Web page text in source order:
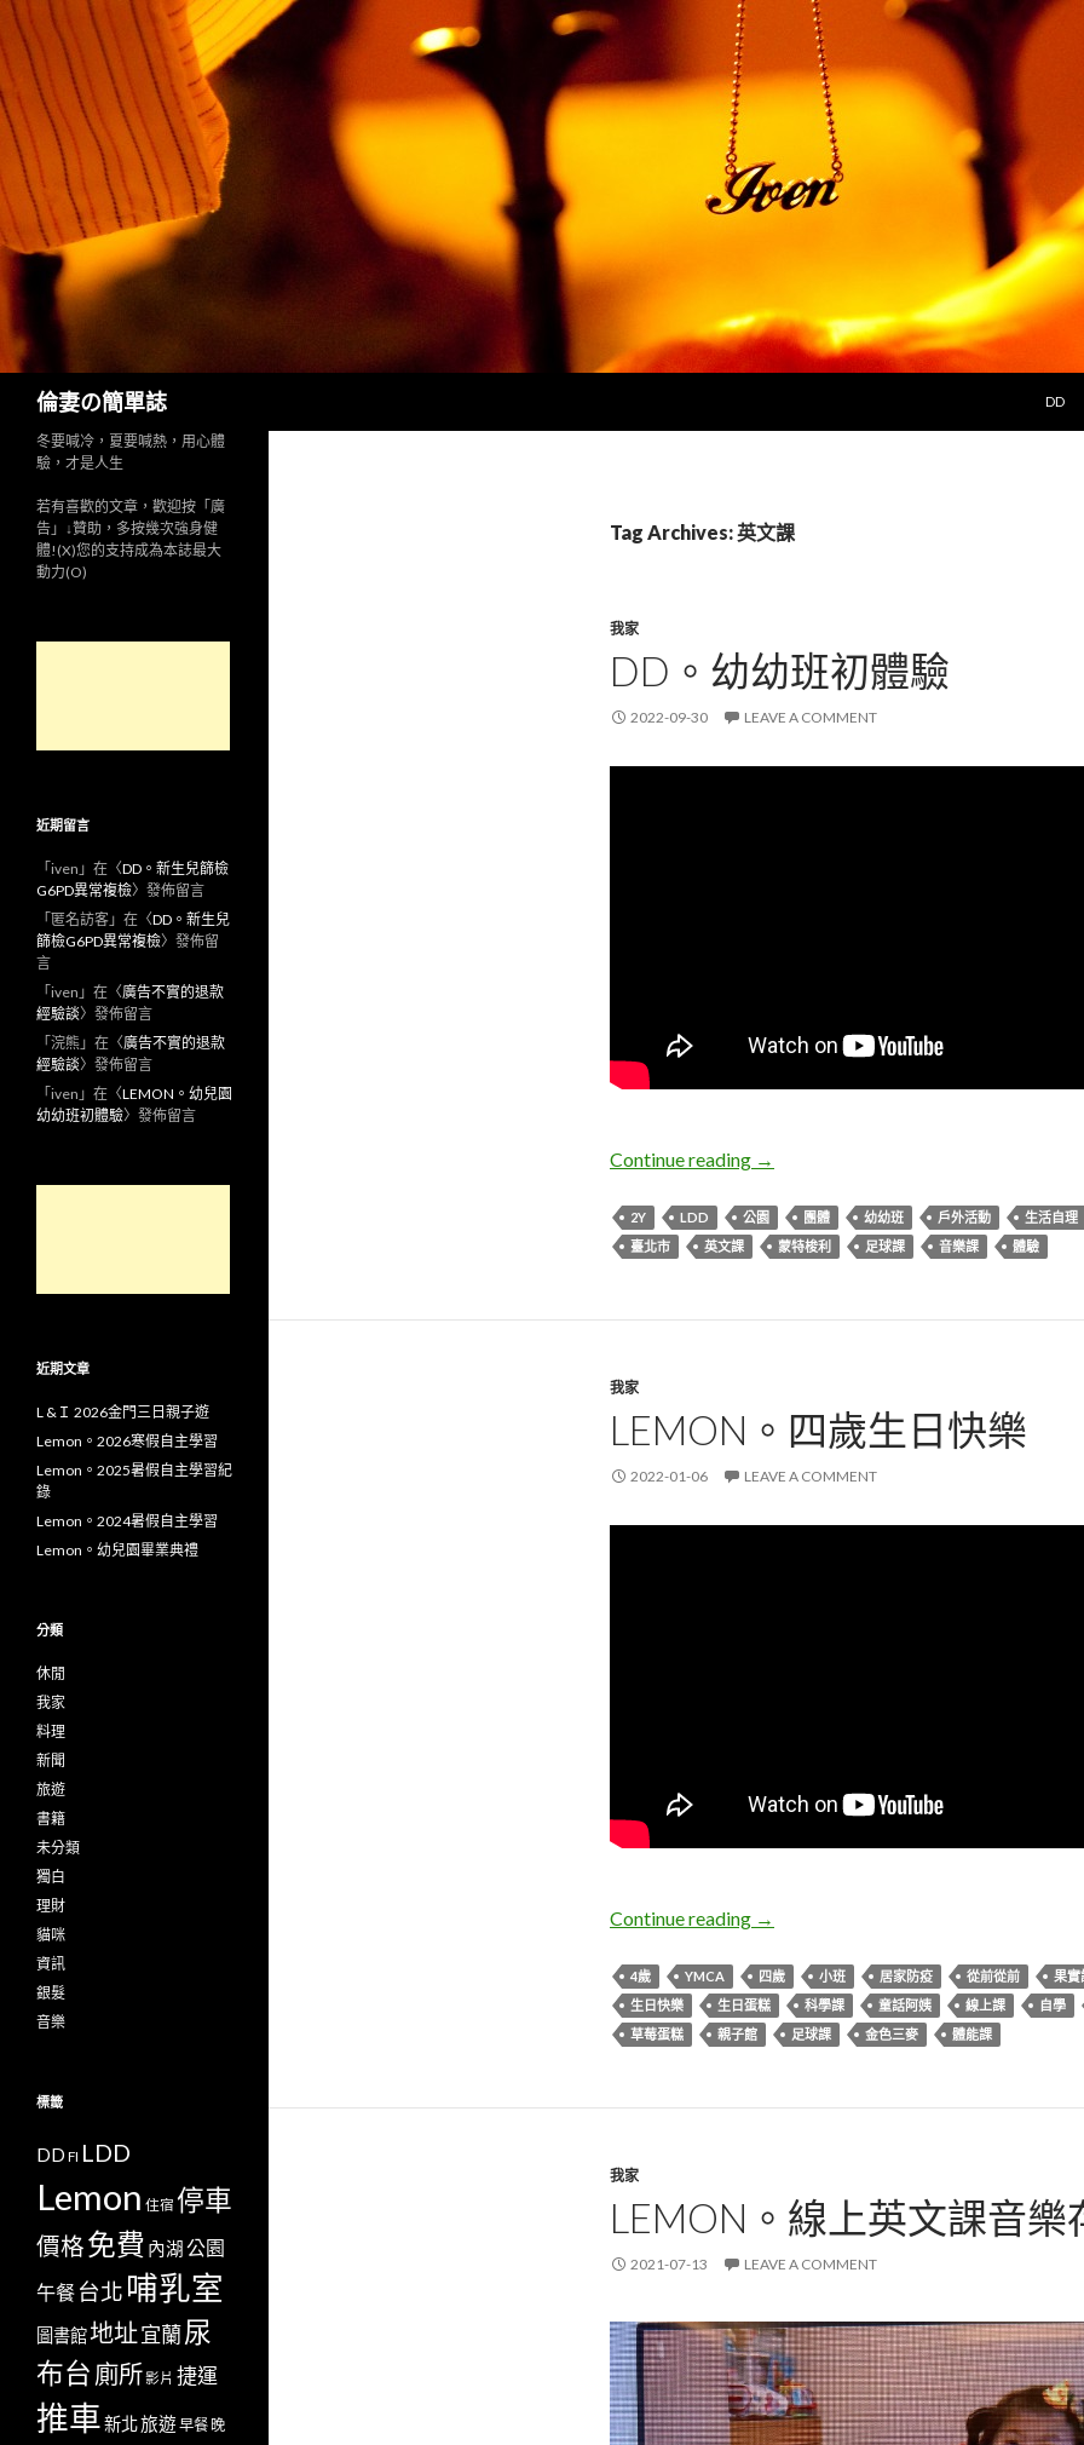
倫妻の簡單誌
Search
DD
Tag Archives: 英文課
我家
DD。幼幼班初體驗
2022-09-30 LEAVE A COMMENT
Continue reading DD。幼幼班初體驗
→
2Y LDD 公園 團體 幼幼班 戶外活動
生活自理
臺北市
英文課 蒙特梭利 足球課 音樂課 體驗
我家
LEMON。四歲生日快樂
2022-01-06 LEAVE A COMMENT
Continue reading Lemon。四歲生日快樂
→
4歲 YMCA 四歲 小班 居家防疫 從前從前
果實
生日快樂
生日蛋糕 科學課 童話阿姨 線上課
自學
草莓蛋糕
親子館 足球課 金色三麥 體能課
我家
LEMON。線上英文課音樂
2021-07-13 LEAVE A COMMENT
冬要喊冷，夏要喊熱，用心體
驗，才是人生
若有喜歡的文章，歡迎按「廣
告」↓贊助，多按幾次強身健
體!(X)您的支持成為本誌最大
動力(O)
近期留言
「 iven 」在〈DD。新生兒篩檢
G6PD異常複檢〉發佈留言
「 匿名訪客 」在〈DD。新生兒
篩檢G6PD異常複檢〉發佈留
言
「 iven 」在〈廣告不實的退款
經驗談〉發佈留言
「 浣熊 」在〈廣告不實的退款
經驗談〉發佈留言
「 iven 」在〈LEMON。幼兒園
幼幼班初體驗〉發佈留言
近期文章
L &Ｉ 2026金門三日親子遊
Lemon。2026寒假自主學習
Lemon。2025暑假自主學習紀
錄
Lemon。2024暑假自主學習
Lemon。幼兒園畢業典禮
分類
休閒
我家
料理
新聞
旅遊
書籍
未分類
獨白
理財
貓咪
資訊
銀髮
音樂
標籤
DD FI LDD
Lemon 住宿 停車
價格免費 內湖 公園
午餐 台北 哺乳室
圖書館地址宜蘭尿
布台 廁所影片 捷運
推車新北旅遊 早餐 晚